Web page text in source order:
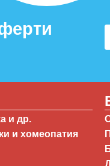
и др.
и хомеопатия